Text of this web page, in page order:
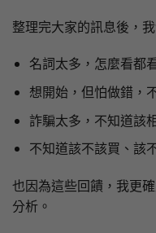
整理完大家的訊息後，
名詞太多，怎麼看都
想開始，但怕做錯，
詐騙太多，不知道該
不知道該不該買、該
也因為這些回饋，我更
分析。